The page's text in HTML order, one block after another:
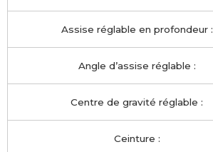
Assise réglable en profondeur :
Angle d’assise réglable :
Centre de gravité réglable :
Ceinture :